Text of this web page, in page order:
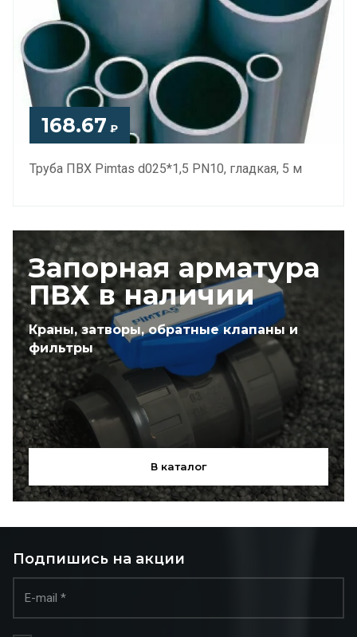
168.67 ₽
Труба ПВХ Pimtas d025*1,5 PN10, гладкая, 5 м
Запорная арматура
ПВХ в наличии
Краны, затворы, обратные клапаны и
фильтры
В каталог
Подпишись на акции